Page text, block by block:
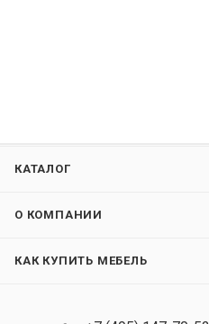
КАТАЛОГ
О КОМПАНИИ
КАК КУПИТЬ МЕБЕЛЬ